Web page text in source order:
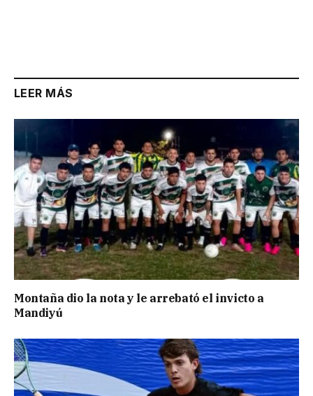
LEER MÁS
Montaña dio la nota y le arrebató el invicto a
Mandiyú